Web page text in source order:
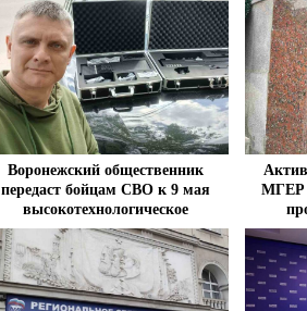
Воронежский общественник
передаст бойцам СВО к 9 мая
высокотехнологическое
оборудование
МГЕР